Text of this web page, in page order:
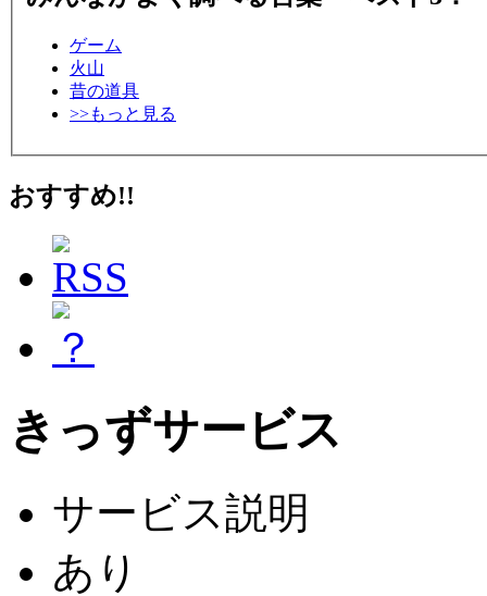
ゲーム
火山
昔の道具
>>もっと見る
おすすめ!!
きっずサービス
サービス説明
あり